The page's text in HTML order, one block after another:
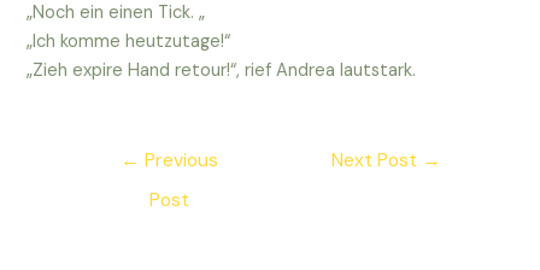
„Noch ein einen Tick. „
„Ich komme heutzutage!“
„Zieh expire Hand retour!“, rief Andrea lautstark.
← Previous
Post
Next Post →